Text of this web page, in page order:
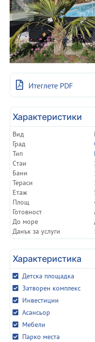
Итеглете PDF
Характеристики
Вид
Град
Тип
Cтаи
Бани
Тераси
Етаж
Площ
Готовност
До море
Данък за услуги
Характеристика
Детска площадка
Затворен комплекс
Инвестиции
Асансьор
Мебели
Парко места